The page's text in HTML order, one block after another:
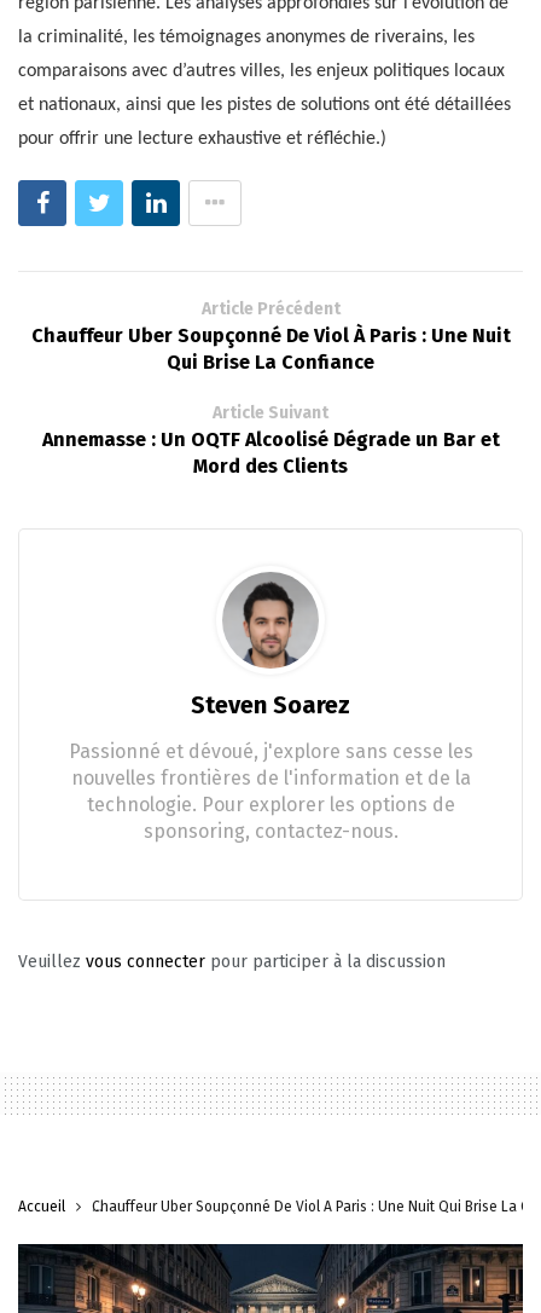
la criminalité, les témoignages anonymes de riverains, les
comparaisons avec d’autres villes, les enjeux politiques locaux
et nationaux, ainsi que les pistes de solutions ont été détaillées
pour offrir une lecture exhaustive et réfléchie.)
Article Précédent
Chauffeur Uber Soupçonné De Viol À Paris : Une Nuit
Qui Brise La Confiance
Article Suivant
Annemasse : Un OQTF Alcoolisé Dégrade un Bar et
Mord des Clients
Steven Soarez
Passionné et dévoué, j'explore sans cesse les
nouvelles frontières de l'information et de la
technologie. Pour explorer les options de
sponsoring, contactez-nous.
Veuillez vous connecter pour participer à la discussion
Accueil Chauffeur Uber Soupçonné De Viol À Paris : Une Nuit Qui Brise La